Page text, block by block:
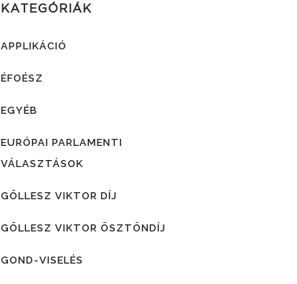
KATEGÓRIÁK
APPLIKÁCIÓ
ÉFOÉSZ
EGYÉB
EURÓPAI PARLAMENTI
VÁLASZTÁSOK
GÖLLESZ VIKTOR DÍJ
GÖLLESZ VIKTOR ÖSZTÖNDÍJ
GOND-VISELÉS